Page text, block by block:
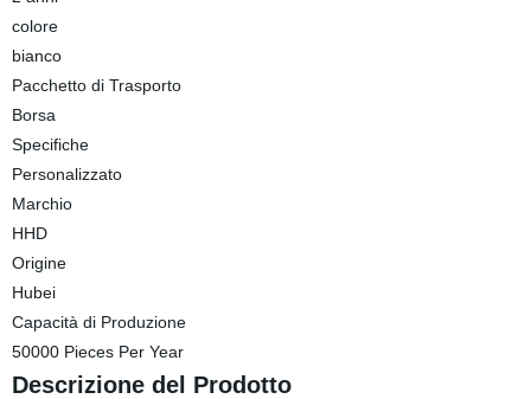
colore
bianco
Pacchetto di Trasporto
Borsa
Specifiche
Personalizzato
Marchio
HHD
Origine
Hubei
Capacità di Produzione
50000 Pieces Per Year
Descrizione del Prodotto